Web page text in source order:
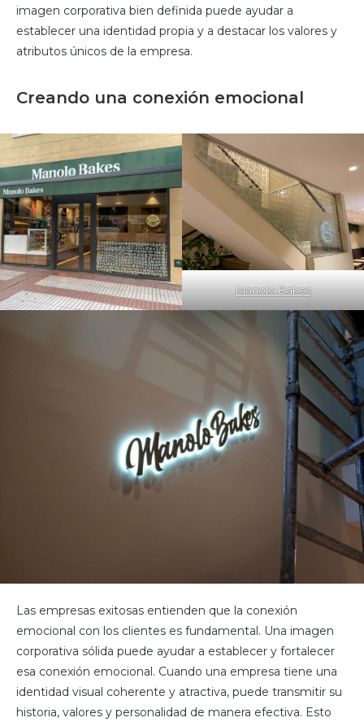
imagen corporativa bien definida puede ayudar a
establecer una identidad propia y a destacar los valores y
atributos únicos de la empresa.
Creando una conexión emocional
Manolo Bakes
Las empresas exitosas entienden que la conexión
emocional con los clientes es fundamental. Una imagen
corporativa sólida puede ayudar a establecer y fortalecer
esa conexión emocional. Cuando una empresa tiene una
identidad visual coherente y atractiva, puede transmitir su
historia, valores y personalidad de manera efectiva. Esto